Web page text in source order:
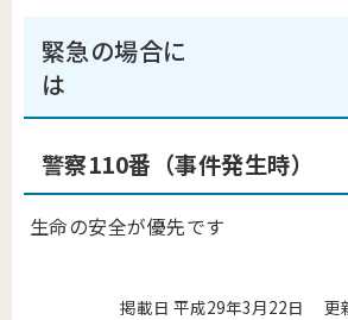
緊急の場合に
は
警察110番（事件発生時）
生命の安全が優先です
掲載日 平成29年3月22日 更